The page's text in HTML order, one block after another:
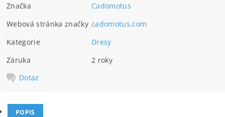
Značka
Cadomotus
Webová stránka značky cadomotus.com
Kategorie
Dresy
Záruka
2 roky
Dotaz
POPIS